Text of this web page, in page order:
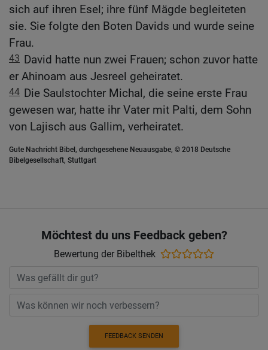
sich auf ihren Esel; ihre fünf Mägde begleiteten
sie. Sie folgte den Boten Davids und wurde seine
Frau.
43 David hatte nun zwei Frauen; schon zuvor hatte
er Ahinoam aus Jesreel geheiratet.
44 Die Saulstochter Michal, die seine erste Frau
gewesen war, hatte ihr Vater mit Palti, dem Sohn
von Lajisch aus Gallim, verheiratet.
Gute Nachricht Bibel, durchgesehene Neuausgabe, © 2018 Deutsche
Bibelgesellschaft, Stuttgart
Möchtest du uns Feedback geben?
Bewertung der Bibelthek
FEEDBACK SENDEN